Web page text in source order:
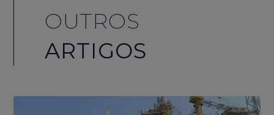
OUTROS
ARTIGOS